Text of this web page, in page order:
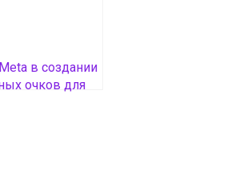
в создании
очков для